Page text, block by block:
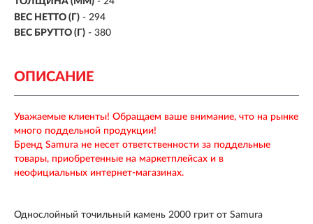
ВЕС НЕТТО (Г) - 294
ВЕС БРУТТО (Г) - 380
ОПИСАНИЕ
Уважаемые клиенты! Обращаем ваше внимание, что на рынке
много поддельной продукции!
Бренд Samura не несет ответственности за поддельные
товары, приобретенные на маркетплейсах и в
неофициальных интернет-магазинах.
Однослойный точильный камень 2000 грит от Samura